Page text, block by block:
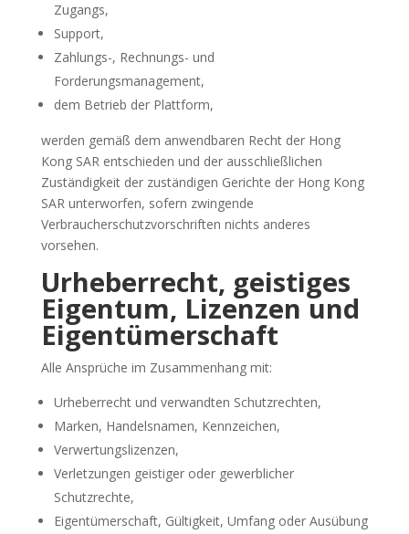
Zugangs,
Support,
Zahlungs-, Rechnungs- und
Forderungsmanagement,
dem Betrieb der Plattform,
werden gemäß dem anwendbaren Recht der Hong
Kong SAR entschieden und der ausschließlichen
Zuständigkeit der zuständigen Gerichte der Hong Kong
SAR unterworfen, sofern zwingende
Verbraucherschutzvorschriften nichts anderes
vorsehen.
Urheberrecht, geistiges
Eigentum, Lizenzen und
Eigentümerschaft
Alle Ansprüche im Zusammenhang mit:
Urheberrecht und verwandten Schutzrechten,
Marken, Handelsnamen, Kennzeichen,
Verwertungslizenzen,
Verletzungen geistiger oder gewerblicher
Schutzrechte,
Eigentümerschaft, Gültigkeit, Umfang oder Ausübung